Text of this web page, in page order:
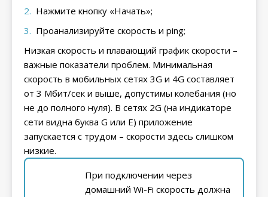
Нажмите кнопку «Начать»;
Проанализируйте скорость и ping;
Низкая скорость и плавающий график скорости –
важные показатели проблем. Минимальная
скорость в мобильных сетях 3G и 4G составляет
от 3 Мбит/сек и выше, допустимы колебания (но
не до полного нуля). В сетях 2G (на индикаторе
сети видна буква G или E) приложение
запускается с трудом – скорости здесь слишком
низкие.
При подключении через
домашний Wi-Fi скорость должна